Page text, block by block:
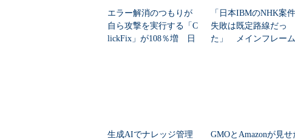
エラー解消のつもりが
自ら攻撃を実行する「C
lickFix」が108％増 日
「日本IBMのNHK案件
失敗は既定路線だっ
た」 メインフレーム
生成AIでナレッジ管理
GMOとAmazonが見せ